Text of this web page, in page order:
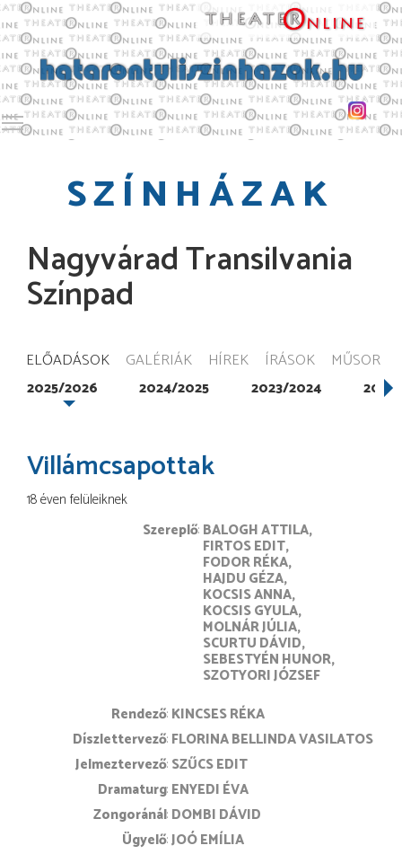
Toggle main menu visibility
SZÍNHÁZAK
Nagyvárad Transilvania
Színpad
ELŐADÁSOK GALÉRIÁK HÍREK ÍRÁSOK MŰSOR
2025/2026 2024/2025 2023/2024
Villámcsapottak
18 éven felüleiknek
Szereplő BALOGH ATTILA
FIRTOS EDIT
FODOR RÉKA
HAJDU GÉZA
KOCSIS ANNA
KOCSIS GYULA
MOLNÁR JÚLIA
SCURTU DÁVID
SEBESTYÉN HUNOR
SZOTYORI JÓZSEF
rendező KINCSES RÉKA
díszlettervező FLORINA BELLINDA VASILATOS
jelmeztervező SZŰCS EDIT
dramaturg ENYEDI ÉVA
zongoránál DOMBI DÁVID
ügyelő JOÓ EMÍLIA